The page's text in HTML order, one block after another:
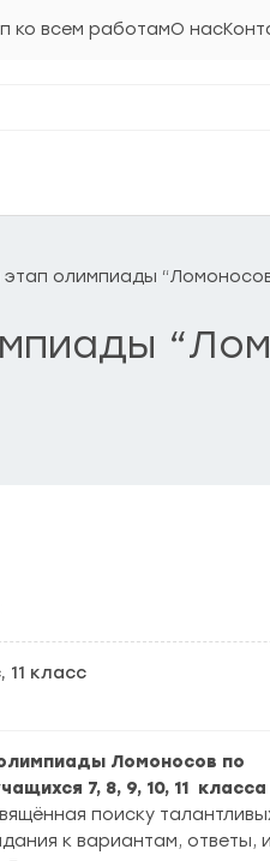
ко всем работамО нас
этап олимпиады
11 класс
Ломоносов по
7, 8, 9, 10, 11 класса
поиску
к вариантам, ответы, и